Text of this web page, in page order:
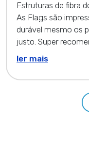
Estruturas de fibra
As Flags são
durável mesmo os
justo. Super
ler mais